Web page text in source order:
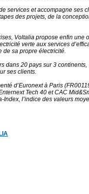
services et accompagne ses
des projets, de la
Voltalia propose enfin une
verte aux services
de sa propre électricité.
dans 20 pays sur 3
ses clients.
d’Euronext à Paris
Tech 40 et CAC
l’indice des valeurs